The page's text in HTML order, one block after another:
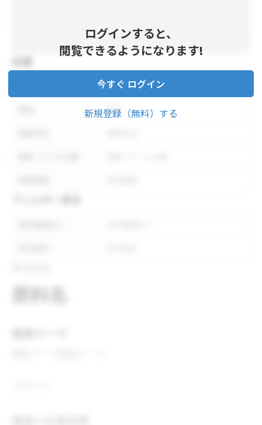
ログインすると、
閲覧できるようになります!
今すぐ ログイン
新規登録（無料）する
内容量
形状